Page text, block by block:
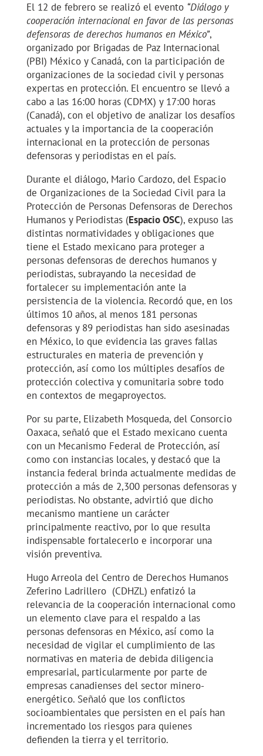
El 12 de febrero se realizó el evento “Diálogo y
cooperación internacional en favor de las personas
defensoras de derechos humanos en México”,
organizado por Brigadas de Paz Internacional
(PBI) México y Canadá, con la participación de
organizaciones de la sociedad civil y personas
expertas en protección. El encuentro se llevó a
cabo a las 16:00 horas (CDMX) y 17:00 horas
(Canadá), con el objetivo de analizar los desafíos
actuales y la importancia de la cooperación
internacional en la protección de personas
defensoras y periodistas en el país.
Durante el diálogo, Mario Cardozo, del Espacio
de Organizaciones de la Sociedad Civil para la
Protección de Personas Defensoras de Derechos
Humanos y Periodistas (Espacio OSC), expuso las
distintas normatividades y obligaciones que
tiene el Estado mexicano para proteger a
personas defensoras de derechos humanos y
periodistas, subrayando la necesidad de
fortalecer su implementación ante la
persistencia de la violencia. Recordó que, en los
últimos 10 años, al menos 181 personas
defensoras y 89 periodistas han sido asesinadas
en México, lo que evidencia las graves fallas
estructurales en materia de prevención y
protección, así como los múltiples desafíos de
protección colectiva y comunitaria sobre todo
en contextos de megaproyectos.
Por su parte, Elizabeth Mosqueda, del Consorcio
Oaxaca, señaló que el Estado mexicano cuenta
con un Mecanismo Federal de Protección, así
como con instancias locales, y destacó que la
instancia federal brinda actualmente medidas de
protección a más de 2,300 personas defensoras y
periodistas. No obstante, advirtió que dicho
mecanismo mantiene un carácter
principalmente reactivo, por lo que resulta
indispensable fortalecerlo e incorporar una
visión preventiva.
Hugo Arreola del Centro de Derechos Humanos
Zeferino Ladrillero (CDHZL) enfatizó la
relevancia de la cooperación internacional como
un elemento clave para el respaldo a las
personas defensoras en México, así como la
necesidad de vigilar el cumplimiento de las
normativas en materia de debida diligencia
empresarial, particularmente por parte de
empresas canadienses del sector minero-
energético. Señaló que los conflictos
socioambientales que persisten en el país han
incrementado los riesgos para quienes
defienden la tierra y el territorio.